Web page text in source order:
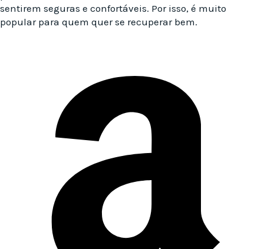
sentirem seguras e confortáveis. Por isso, é muito
popular para quem quer se recuperar bem.